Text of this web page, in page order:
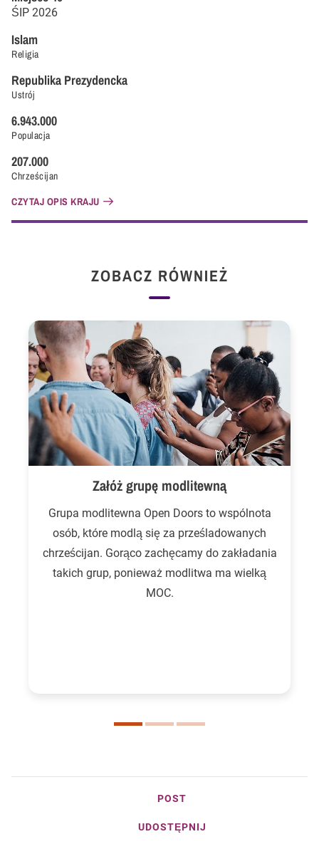
ŚIP 2026
Religia
Islam
Ustrój
Republika Prezydencka
Populacja
6.943.000
Chrześcijan
207.000
CZYTAJ OPIS KRAJU
ZOBACZ RÓWNIEŻ
Załóż grupę modlitewną
Grupa modlitewna Open Doors to wspólnota
osób, które modlą się za prześladowanych
chrześcijan. Gorąco zachęcamy do zakładania
takich grup, ponieważ modlitwa ma wielką
MOC.
POST
UDOSTĘPNIJ